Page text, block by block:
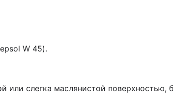
W 45).
слегка маслянистой поверхностью,